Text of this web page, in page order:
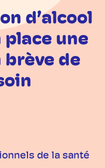
d’alcool
une
de
de la santé